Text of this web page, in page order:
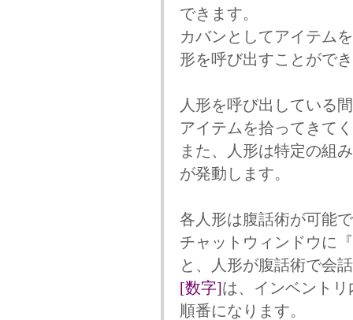
できます。
カバンとしてアイテム
形を呼び出すことがで
人形を呼び出している
アイテムを拾ってきて
また、人形は特定の組
が発動します。
各人形は腹話術が可能
チャットウィンドウに
と、人形が腹話術で会
[数字]は、インベント
順番になります。